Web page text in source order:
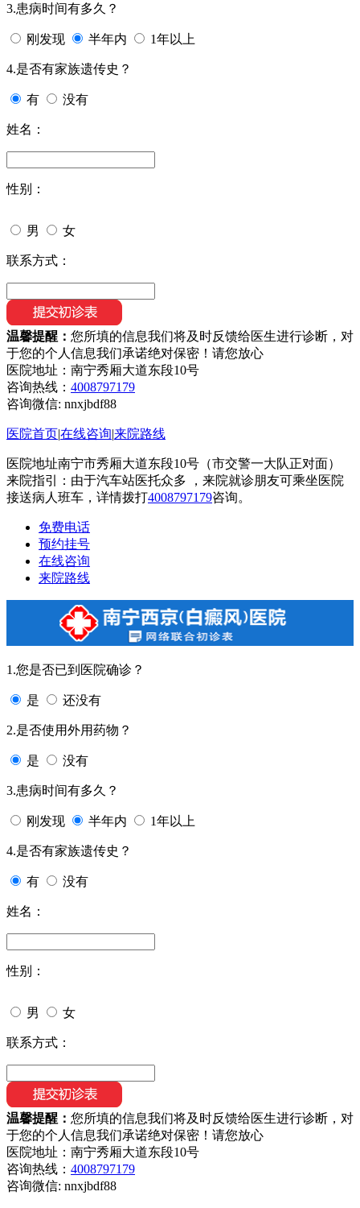
3.患病时间有多久？
刚发现 半年内 1年以上
4.是否有家族遗传史？
有 没有
姓名：
性别：
男 女
联系方式：
温馨提醒： 您所填的信息我们将及时反馈给医生进行诊断，对
于您的个人信息我们承诺绝对保密！请您放心
医院地址：南宁秀厢大道东段10号
咨询热线： 4008797179
咨询微信: nnxjbdf88
医院首页|在线咨询|来院路线
医院地址南宁市秀厢大道东段10号（市交警一大队正对面）
来院指引：由于汽车站医托众多 ，来院就诊朋友可乘坐医院
接送病人班车，详情拨打4008797179咨询。
免费电话
预约挂号
在线咨询
来院路线
1.您是否已到医院确诊？
是 还没有
2.是否使用外用药物？
是 没有
3.患病时间有多久？
刚发现 半年内 1年以上
4.是否有家族遗传史？
有 没有
姓名：
性别：
男 女
联系方式：
温馨提醒： 您所填的信息我们将及时反馈给医生进行诊断，对
于您的个人信息我们承诺绝对保密！请您放心
医院地址：南宁秀厢大道东段10号
咨询热线： 4008797179
咨询微信: nnxjbdf88